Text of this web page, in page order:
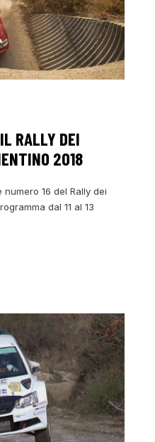
RALLY DEI
2018
16 del Rally dei
dal 11 al 13